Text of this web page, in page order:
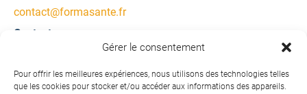
Gérer le consentement
Pour offrir les meilleures expériences, nous utilisons des technologies telles
que les cookies pour stocker et/ou accéder aux informations des appareils.
contact@formasante.fr
Contactez-nous
Une question ? Une demande d’information ?